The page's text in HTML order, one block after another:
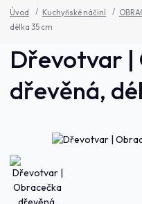
Úvod Kuchyňské náčiní
délka 35 cm
Dřevotvar |
dřevěná,